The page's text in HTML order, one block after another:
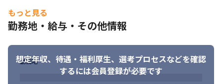
もっと見る
勤務地・給与・その他情報
想定年収、待遇・福利厚生、 選考プロセスなどを確認
するには会員登録が必要です
勤務地